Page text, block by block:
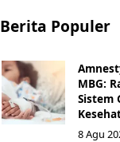
Berita Populer
MBG:
Sistem
8 Agu